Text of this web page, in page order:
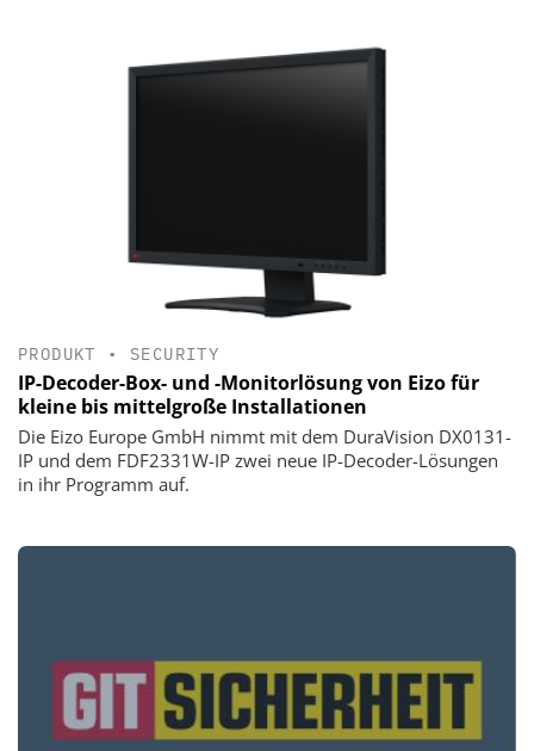
PRODUKT • SECURITY
IP-Decoder-Box- und -Monitorlösung von Eizo für
kleine bis mittelgroße Installationen
Die Eizo Europe GmbH nimmt mit dem DuraVision DX0131-
IP und dem FDF2331W-IP zwei neue IP-Decoder-Lösungen
in ihr Programm auf.